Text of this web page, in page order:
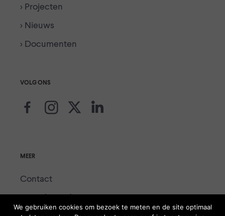
> Projecten
> Nieuws
> Documenten
VOLG ONS
MEER
Contact
We gebruiken cookies om bezoek te meten en de site optimaal